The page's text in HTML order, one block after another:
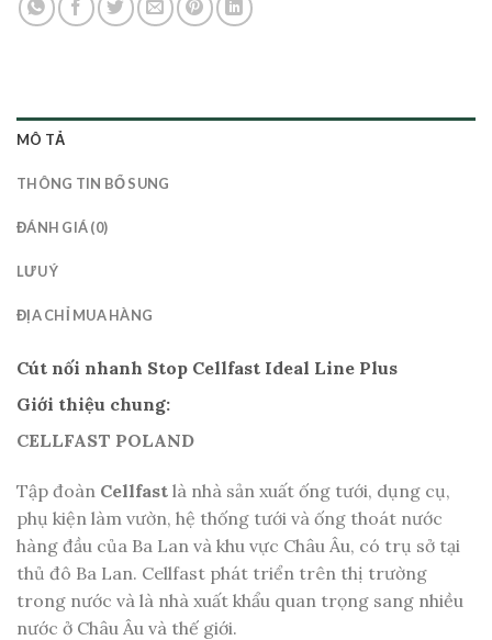
MÔ TẢ
THÔNG TIN BỔ SUNG
ĐÁNH GIÁ (0)
LƯU Ý
ĐỊA CHỈ MUA HÀNG
Cút nối nhanh Stop Cellfast Ideal Line Plus
Giới thiệu chung:
CELLFAST POLAND
Tập đoàn Cellfast là nhà sản xuất ống tưới, dụng cụ,
phụ kiện làm vườn, hệ thống tưới và ống thoát nước
hàng đầu của Ba Lan và khu vực Châu Âu, có trụ sở tại
thủ đô Ba Lan. Cellfast phát triển trên thị trường
trong nước và là nhà xuất khẩu quan trọng sang nhiều
nước ở Châu Âu và thế giới.